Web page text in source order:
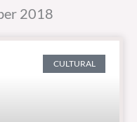
2018
CULTURAL